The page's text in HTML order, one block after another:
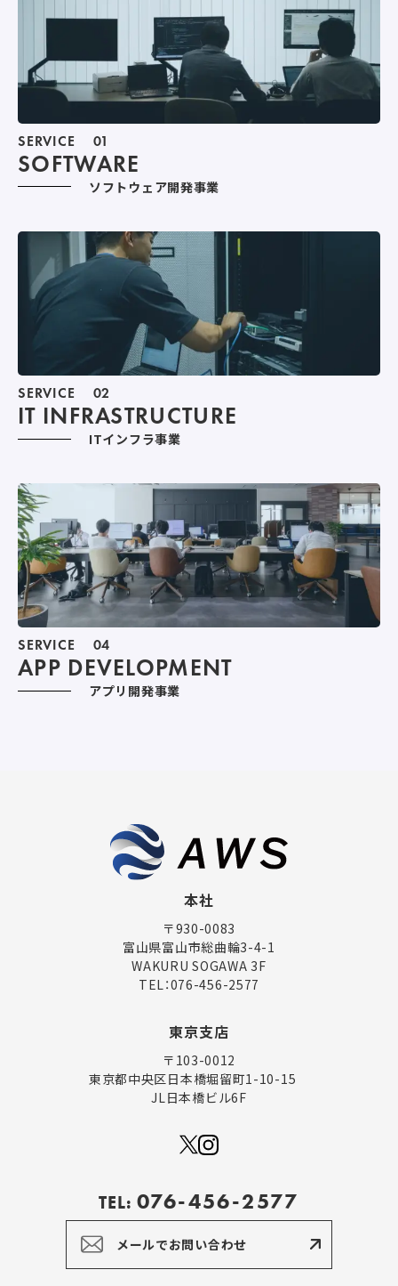
SERVICE 01
SOFTWARE
ソフトウェア開発事業
SERVICE 02
IT INFRASTRUCTURE
ITインフラ事業
SERVICE 04
APP DEVELOPMENT
アプリ開発事業
本社
〒930-0083
富山県富山市総曲輪3-4-1
WAKURU SOGAWA 3F
TEL：076-456-2577
東京支店
〒103-0012
東京都中央区日本橋堀留町1-10-15
JL日本橋ビル6F
TEL: 076-456-2577
メールでお問い合わせ